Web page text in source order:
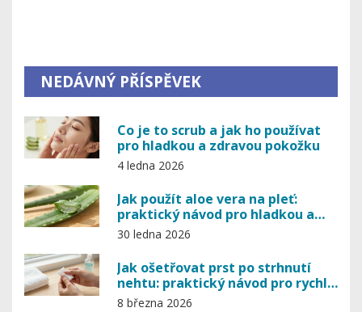
NEDÁVNÝ PŘÍSPĚVEK
Co je to scrub a jak ho používat
pro hladkou a zdravou pokožku
4 ledna 2026
Jak použít aloe vera na pleť:
praktický návod pro hladkou a
zklidněnou kůži
30 ledna 2026
Jak ošetřovat prst po strhnutí
nehtu: praktický návod pro rychlé
hojení
8 března 2026